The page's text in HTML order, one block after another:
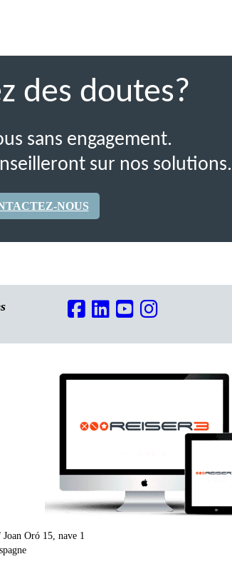
des doutes?
sans engagement.
sur nos solutions.
NOUS
Oró 15, nave 1